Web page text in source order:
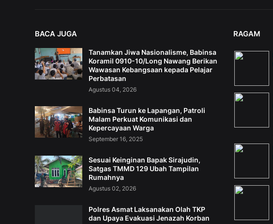
BACA JUGA
Tanamkan Jiwa Nasionalisme, Babinsa
Koramil 0910-10/Long Nawang Berikan
Wawasan Kebangsaan kepada Pelajar
Perbatasan
Agustus 04, 2026
Babinsa Turun ke Lapangan, Patroli
Malam Perkuat Komunikasi dan
Kepercayaan Warga
September 16, 2025
Sesuai Keinginan Bapak Sirajudin,
Satgas TMMD 129 Ubah Tampilan
Rumahnya
Agustus 02, 2026
Polres Asmat Laksanakan Olah TKP
dan Upaya Evakuasi Jenazah Korban
RAGAM